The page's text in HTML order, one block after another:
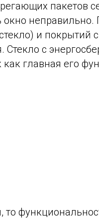
пакетов
окно
и покрытий
Стекло с
главная его